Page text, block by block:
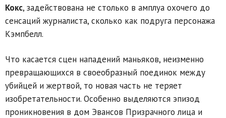
Кокс, задействована не столько в амплуа охочего до
сенсаций журналиста, сколько как подруга персонажа
Кэмпбелл.
Что касается сцен нападений маньяков, неизменно
превращающихся в своеобразный поединок между
убийцей и жертвой, то новая часть не теряет
изобретательности. Особенно выделяются эпизод
проникновения в дом Эвансов Призрачного лица и